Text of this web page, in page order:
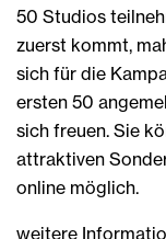
50 Studios
zuerst kommt,
sich für die
ersten 50
sich freuen. Sie
attraktiven
online möglich.
weitere